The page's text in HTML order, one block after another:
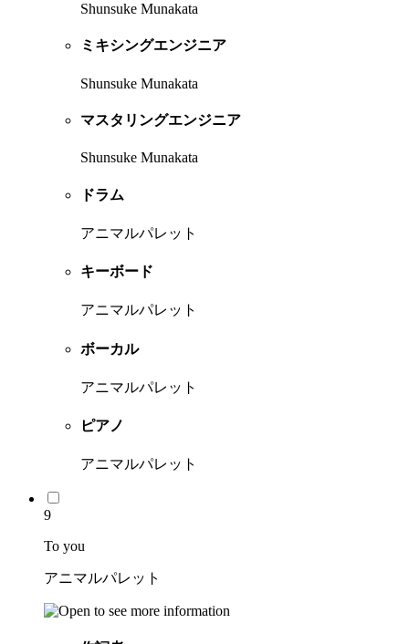
Shunsuke Munakata
ミキシングエンジニア
Shunsuke Munakata
マスタリングエンジニア
Shunsuke Munakata
ドラム
アニマルパレット
キーボード
アニマルパレット
ボーカル
アニマルパレット
ピアノ
アニマルパレット
9
To you
アニマルパレット